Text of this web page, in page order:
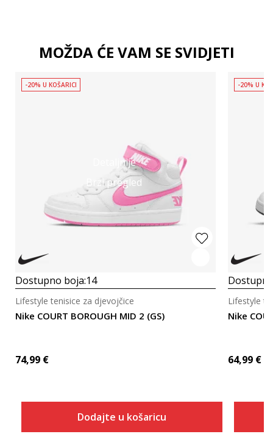
MOŽDA ĆE VAM SE SVIDJETI
Detaljnije
Brzi pregled
-20% U KOŠARICI
Dostupno boja:14
Nike COURT BOROUGH MID 2 (GS)
Lifestyle tenisice za djevojčice
74,99 €
Dodajte u košaricu
-20% U
Nike
Lifestyle
64,99 €